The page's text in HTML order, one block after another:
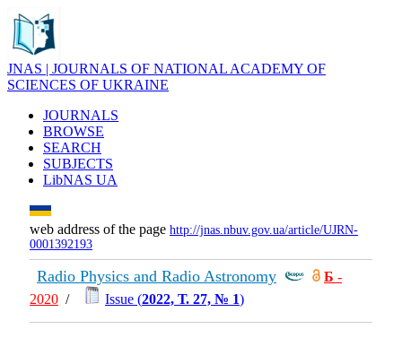
JNAS | JOURNALS OF NATIONAL ACADEMY OF
SCIENCES OF UKRAINE
JOURNALS
BROWSE
SEARCH
SUBJECTS
LibNAS UA
web address of the page http://jnas.nbuv.gov.ua/article/UJRN-
0001392193
Radio Physics and Radio Astronomy Б -
2020 / Issue (2022, Т. 27, № 1)